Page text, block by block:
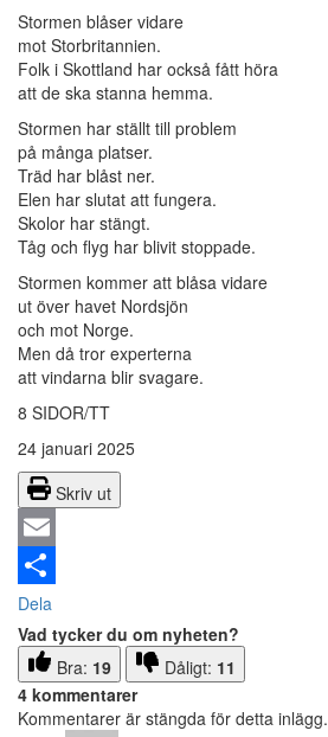
Stormen blåser vidare
mot Storbritannien.
Folk i Skottland har också fått höra
att de ska stanna hemma.
Stormen har ställt till problem
på många platser.
Träd har blåst ner.
Elen har slutat att fungera.
Skolor har stängt.
Tåg och flyg har blivit stoppade.
Stormen kommer att blåsa vidare
ut över havet Nordsjön
och mot Norge.
Men då tror experterna
att vindarna blir svagare.
8 SIDOR/TT
24 januari 2025
Skriv ut
Email
Dela
Vad tycker du om nyheten?
Bra: 19 Dåligt: 11
4 kommentarer
Kommentarer är stängda för detta inlägg.